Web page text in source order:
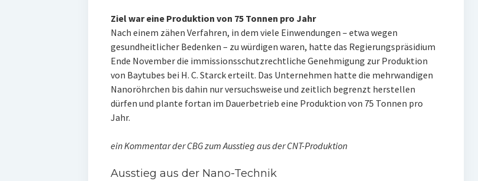
Ziel war eine Produktion von 75 Tonnen pro Jahr
Nach einem zähen Verfahren, in dem viele Einwendungen – etwa wegen
gesundheitlicher Bedenken – zu würdigen waren, hatte das Regierungspräsidium
Ende November die immissionsschutzrechtliche Genehmigung zur Produktion
von Baytubes bei H. C. Starck erteilt. Das Unternehmen hatte die mehrwandigen
Nanoröhrchen bis dahin nur versuchsweise und zeitlich begrenzt herstellen
dürfen und plante fortan im Dauerbetrieb eine Produktion von 75 Tonnen pro
Jahr.
ein Kommentar der CBG zum Ausstieg aus der CNT-Produktion
Ausstieg aus der Nano-Technik